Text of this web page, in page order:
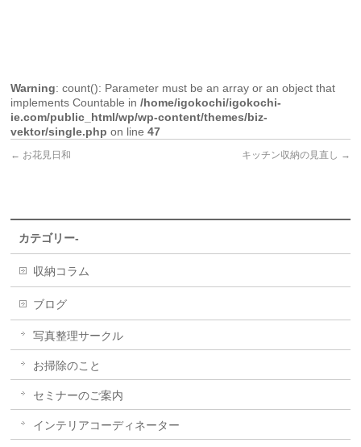
Warning: count(): Parameter must be an array or an object that
implements Countable in/home/igokochi/igokochi-
ie.com/public_html/wp/wp-content/themes/biz-
vektor/single.php on line47
← お花見日和 キッチン収納の見直し →
カテゴリー-
収納コラム
ブログ
写真整理サークル
お掃除のこと
セミナーのご案内
インテリアコーディネーター